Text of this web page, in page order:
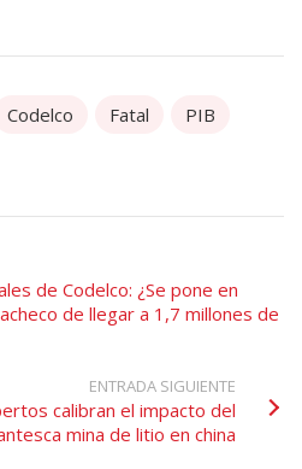
Codelco Fatal
PIB
de Codelco: ¿Se pone en
de llegar a 1,7 millones de
ENTRADA SIGUIENTE
calibran el impacto del
mina de litio en china